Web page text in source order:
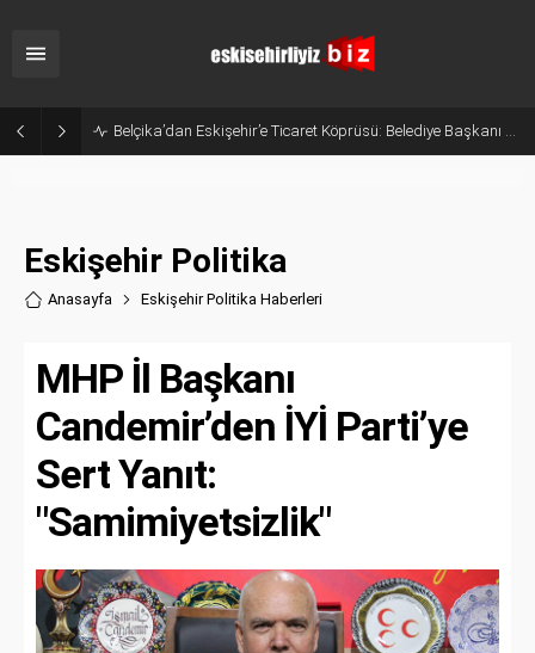
Belçika’dan Eskişehir’e Ticaret Köprüsü: Belediye Başkanı Emir Kır MÜSİAD’ı Ziyaret Etti
Eskişehir Politika
Anasayfa Eskişehir Politika Haberleri
MHP İl Başkanı
Candemir’den İYİ Parti’ye
Sert Yanıt:
"Samimiyetsizlik"